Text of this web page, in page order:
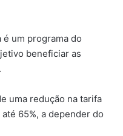
um programa do
beneficiar as
uma redução na tarifa
65%, a depender do